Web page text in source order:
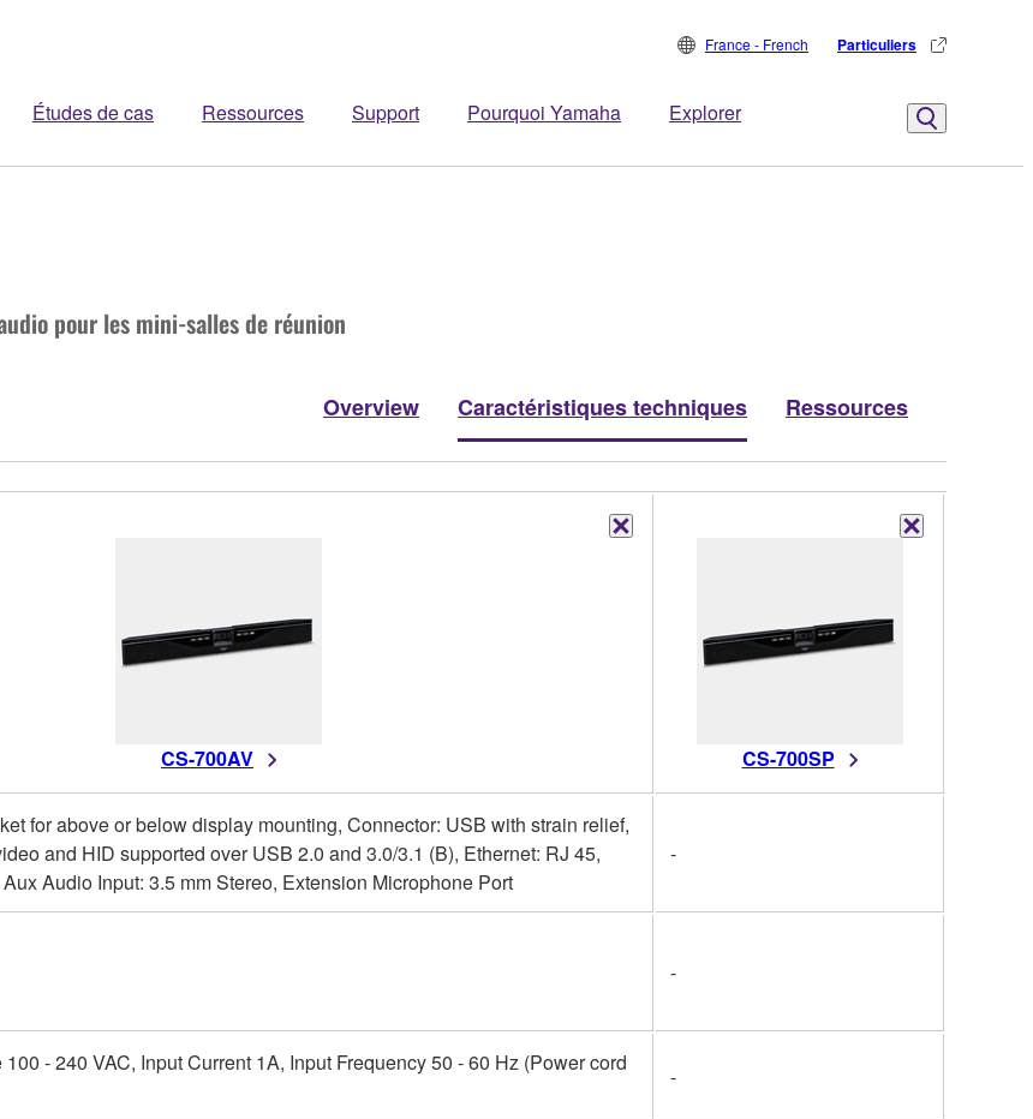
Études de cas Ressources Support Pourquoi Yamaha Explorer
France - French Particuliers
pour les mini-salles de réunion
Overview Caractéristiques techniques Ressources
CS-700AV CS-700SP
for above or below display mounting, Connector: USB with strain relief,
and HID supported over USB 2.0 and 3.0/3.1 (B), Ethernet: RJ 45,
Audio Input: 3.5 mm Stereo, Extension Microphone Port
-
-
- 240 VAC, Input Current 1A, Input Frequency 50 - 60 Hz (Power cord
-